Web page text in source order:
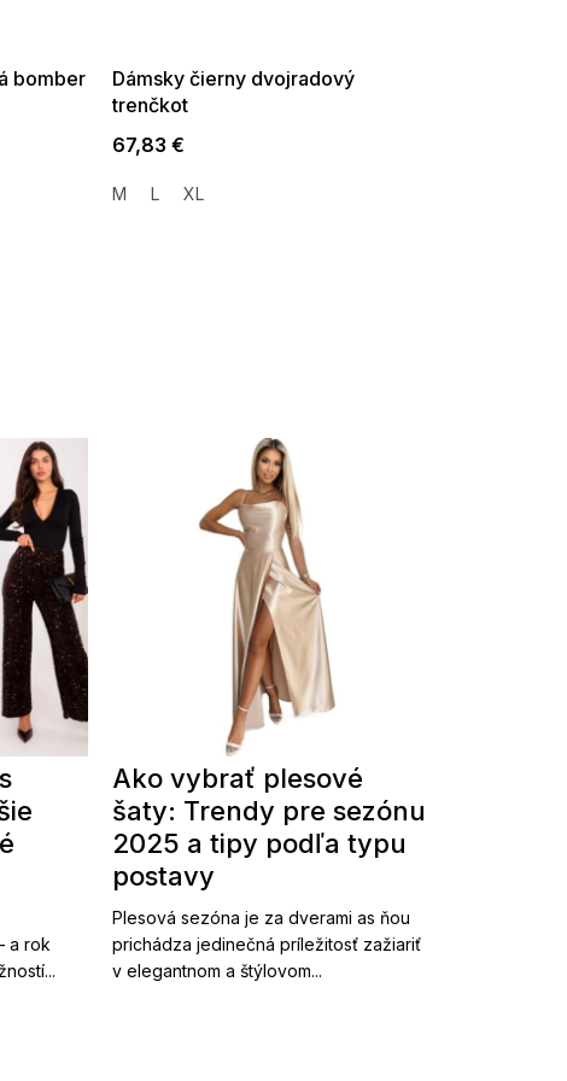
bomber
Dámsky čierny dvojradový
trenčkot
67,83 €
M L XL
a rok
Ako vybrať plesové
šaty: Trendy pre sezónu
2025 a tipy podľa typu
postavy
Plesová sezóna je za dverami as ňou
prichádza jedinečná príležitosť zažiariť
v elegantnom a štýlovom...